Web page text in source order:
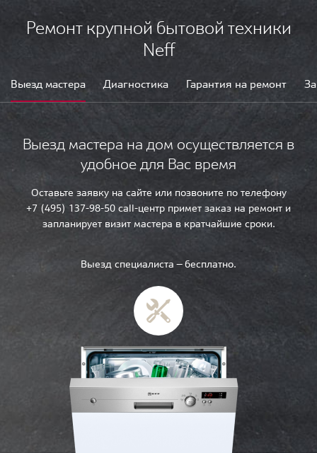
Ремонт крупной бытовой техники
Neff
Выезд мастера Диагностика Гарантия на ремонт
Выезд мастера на дом осуществляется в
удобное для Вас время
Оставьте заявку на сайте или позвоните по телефону
+7 (495) 137-98-50 call-центр примет заказ на ремонт и
запланирует визит мастера в кратчайшие сроки.
Выезд специалиста — бесплатно.